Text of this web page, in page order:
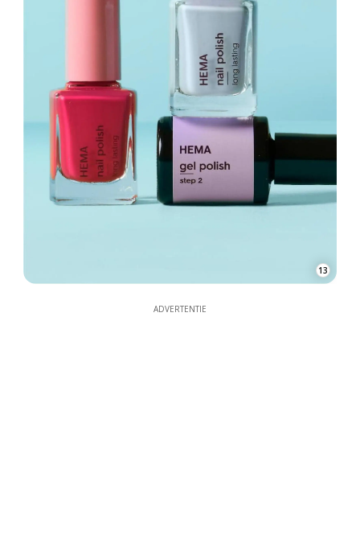
13
ADVERTENTIE